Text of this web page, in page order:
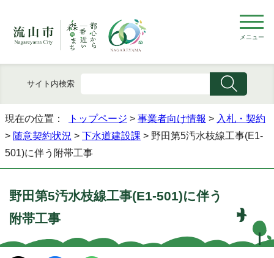
メニュー
サイト内検索
現在の位置： トップページ > 事業者向け情報 > 入札・契約
> 随意契約状況 > 下水道建設課 > 野田第5汚水枝線工事(E1-
501)に伴う附帯工事
野田第5汚水枝線工事(E1-501)に伴う
附帯工事